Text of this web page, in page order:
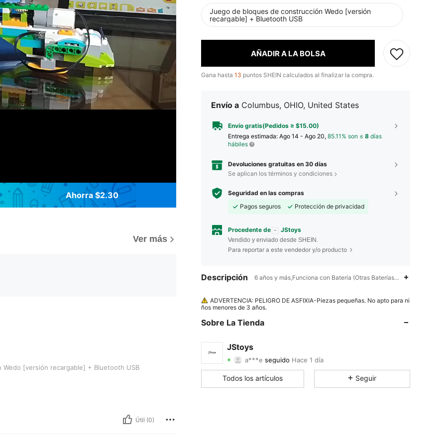
Ahorra $2.30
Ver más
recargable] + Bluetooth USB
[versión recargable] + Bluetooth USB
Útil (0)
Juego de bloques de construcción Wedo [versión
recargable] + Bluetooth USB
AÑADIR A LA BOLSA
Gana hasta 13 puntos SHEIN calculados al finalizar la compra.
Envío a Columbus, OHIO, United States
Envío gratis(Pedidos ≥ $15.00)
Entrega estimada: Ago 14 - Ago 20, 85.11% son ≤ 8 días
hábiles
Devoluciones gratuitas en 30 días
Se aplican los términos y condiciones
Seguridad en las compras
Pagos seguros
Protección de privacidad
Procedente de JStoys
Vendido y enviado desde SHEIN.
Para reportar a este vendedor y/o producto
Descripción 6 años y más,Funciona con Batería (Otras Baterías),Funciona con
ADVERTENCIA: PELIGRO DE ASFIXIA-Piezas pequeñas. No apto para ni
ños menores de 3 años.
Sobre La Tienda
JStoys
a***e
4.84 Calificación 31Artículos
4.84
Todos los artículos Seguir